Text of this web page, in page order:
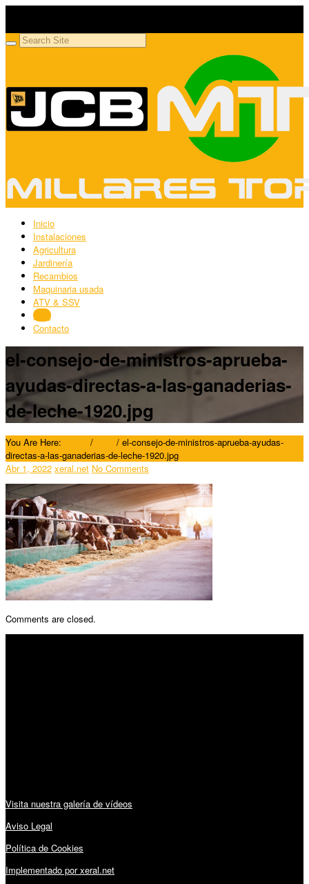
Inicio
Instalaciones
Agricultura
Jardinería
Recambios
Maquinaria usada
ATV & SSV
Blog
Contacto
el-consejo-de-ministros-aprueba-
ayudas-directas-a-las-ganaderias-
de-leche-1920.jpg
You Are Here: / / el-consejo-de-ministros-aprueba-ayudas-
directas-a-las-ganaderias-de-leche-1920.jpg
Abr 1, 2022 xeral.net No Comments
Comments are closed.
Visita nuestra galería de vídeos
Aviso Legal
Política de Cookies
Implementado por xeral.net